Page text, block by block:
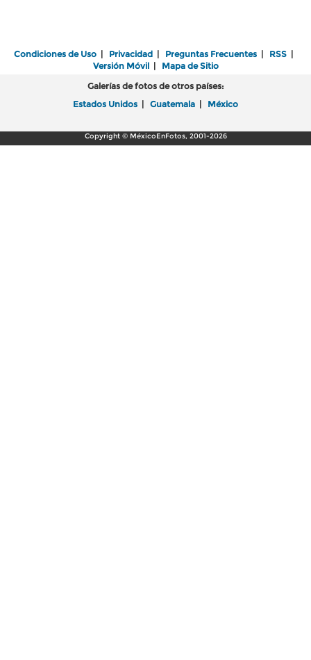
Condiciones de Uso | Privacidad | Preguntas Frecuentes | RSS |
Versión Móvil| Mapa de Sitio
Galerías de fotos de otros países:
Estados Unidos | Guatemala | México
Copyright © MéxicoEnFotos, 2001-2026